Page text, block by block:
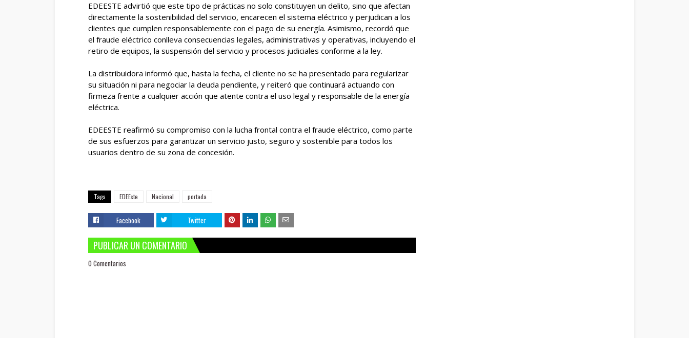
EDEESTE advirtió que este tipo de prácticas no solo constituyen un delito, sino que afectan
directamente la sostenibilidad del servicio, encarecen el sistema eléctrico y perjudican a los
clientes que cumplen responsablemente con el pago de su energía. Asimismo, recordó que
el fraude eléctrico conlleva consecuencias legales, administrativas y operativas, incluyendo el
retiro de equipos, la suspensión del servicio y procesos judiciales conforme a la ley.
La distribuidora informó que, hasta la fecha, el cliente no se ha presentado para regularizar
su situación ni para negociar la deuda pendiente, y reiteró que continuará actuando con
firmeza frente a cualquier acción que atente contra el uso legal y responsable de la energía
eléctrica.
EDEESTE reafirmó su compromiso con la lucha frontal contra el fraude eléctrico, como parte
de sus esfuerzos para garantizar un servicio justo, seguro y sostenible para todos los
usuarios dentro de su zona de concesión.
Tags EDEEste Nacional portada
Facebook Twitter
PUBLICAR UN COMENTARIO
0 Comentarios